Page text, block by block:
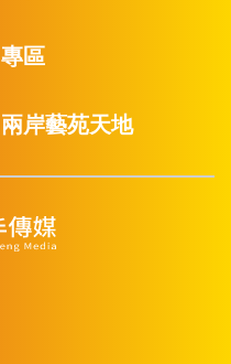
專區
兩岸藝苑天地